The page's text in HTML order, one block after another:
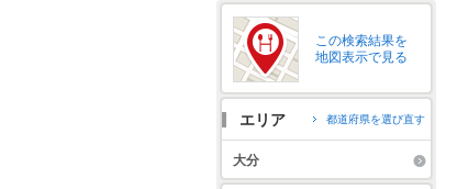
この検索結果を
地図表示で見る
エリア 都道府県を選び直す
大分